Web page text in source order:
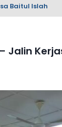
Baitul Islah
– Jalin